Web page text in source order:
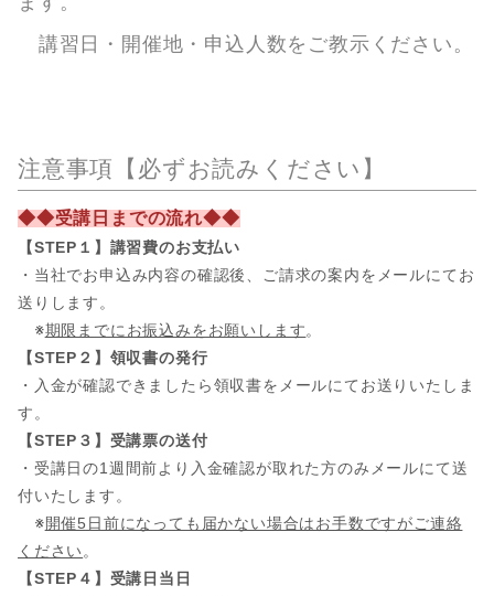
講習日・開催地・申込人数をご教示ください。
注意事項【必ずお読みください】
◆◆受講日までの流れ◆◆
【STEP１】講習費のお支払い
・当社でお申込み内容の確認後、ご請求の案内をメールにてお
送りします。
※期限までにお振込みをお願いします。
【STEP２】領収書の発行
・入金が確認できましたら領収書をメールにてお送りいたしま
す。
【STEP３】受講票の送付
・受講日の1週間前より入金確認が取れた方のみメールにて送
付いたします。
※開催5日前になっても届かない場合はお手数ですがご連絡
ください 。
【STEP４】受講日当日